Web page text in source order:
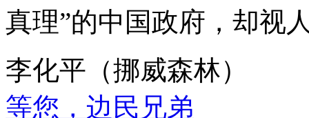
真理”的中国政府，却视
李化平（挪威森林）
等您，边民兄弟